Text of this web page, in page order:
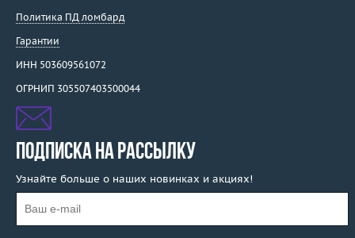
Политика ПД ломбард
Гарантии
ИНН 503609561072
ОГРНИП 305507403500044
ПОДПИСКА НА РАССЫЛКУ
Узнайте больше о наших новинках и акциях!